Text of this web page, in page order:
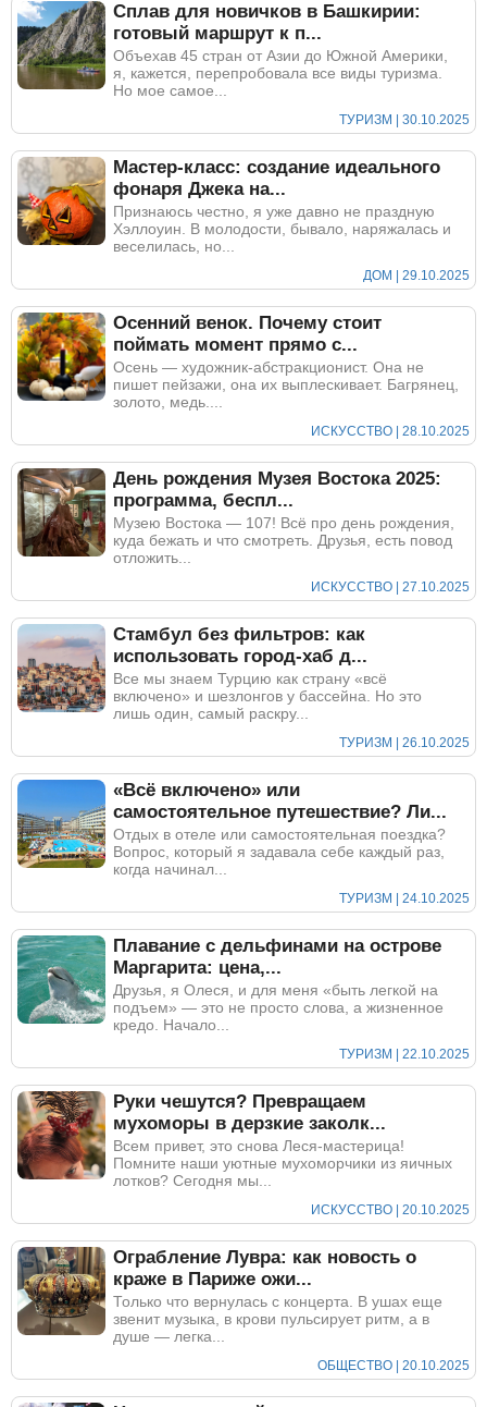
Сплав для новичков в Башкирии:
готовый маршрут к п...
Объехав 45 стран от Азии до Южной Америки,
я, кажется, перепробовала все виды туризма.
Но мое самое...
ТУРИЗМ | 30.10.2025
Мастер-класс: создание идеального
фонаря Джека на...
Признаюсь честно, я уже давно не праздную
Хэллоуин. В молодости, бывало, наряжалась и
веселилась, но...
ДОМ | 29.10.2025
Осенний венок. Почему стоит
поймать момент прямо с...
Осень — художник-абстракционист. Она не
пишет пейзажи, она их выплескивает. Багрянец,
золото, медь....
ИСКУССТВО | 28.10.2025
День рождения Музея Востока 2025:
программа, беспл...
Музею Востока — 107! Всё про день рождения,
куда бежать и что смотреть. Друзья, есть повод
отложить...
ИСКУССТВО | 27.10.2025
Стамбул без фильтров: как
использовать город-хаб д...
Все мы знаем Турцию как страну «всё
включено» и шезлонгов у бассейна. Но это
лишь один, самый раскру...
ТУРИЗМ | 26.10.2025
«Всё включено» или
самостоятельное путешествие? Ли...
Отдых в отеле или самостоятельная поездка?
Вопрос, который я задавала себе каждый раз,
когда начинал...
ТУРИЗМ | 24.10.2025
Плавание с дельфинами на острове
Маргарита: цена,...
Друзья, я Олеся, и для меня «быть легкой на
подъем» — это не просто слова, а жизненное
кредо. Начало...
ТУРИЗМ | 22.10.2025
Руки чешутся? Превращаем
мухоморы в дерзкие заколк...
Всем привет, это снова Леся-мастерица!
Помните наши уютные мухоморчики из яичных
лотков? Сегодня мы...
ИСКУССТВО | 20.10.2025
Ограбление Лувра: как новость о
краже в Париже ожи...
Только что вернулась с концерта. В ушах еще
звенит музыка, в крови пульсирует ритм, а в
душе — легка...
ОБЩЕСТВО | 20.10.2025